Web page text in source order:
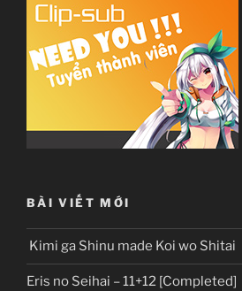
BÀI VIẾT MỚI
Kimi ga Shinu made Koi wo Shitai
Eris no Seihai – 11+12 [Completed]